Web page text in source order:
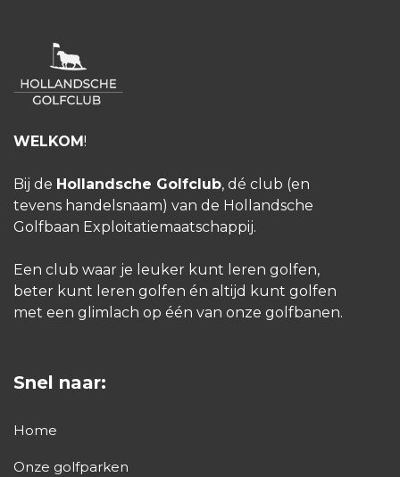
WELKOM!
Bij de Hollandsche Golfclub, dé club (en
tevens handelsnaam) van de Hollandsche
Golfbaan Exploitatiemaatschappij.
Een club waar je leuker kunt leren golfen,
beter kunt leren golfen én altijd kunt golfen
met een glimlach op één van onze golfbanen.
Snel naar:
Home
Onze golfparken